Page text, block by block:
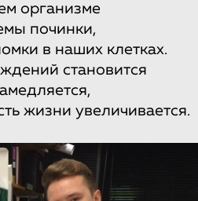
организме
починки,
в наших клетках.
становится
жизни увеличивается.